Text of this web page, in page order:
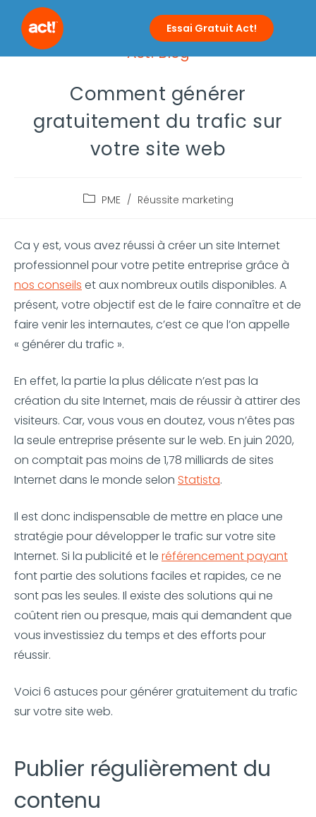
Essai Gratuit Act!
Act! Blog
Comment générer
gratuitement du trafic sur
votre site web
PME / Réussite marketing
Ca y est, vous avez réussi à créer un site Internet
professionnel pour votre petite entreprise grâce à
nos conseils et aux nombreux outils disponibles. A
présent, votre objectif est de le faire connaître et de
faire venir les internautes, c’est ce que l’on appelle
« générer du trafic ».
En effet, la partie la plus délicate n’est pas la
création du site Internet, mais de réussir à attirer des
visiteurs. Car, vous vous en doutez, vous n’êtes pas
la seule entreprise présente sur le web. En juin 2020,
on comptait pas moins de 1,78 milliards de sites
Internet dans le monde selon Statista.
Il est donc indispensable de mettre en place une
stratégie pour développer le trafic sur votre site
Internet. Si la publicité et le référencement payant
font partie des solutions faciles et rapides, ce ne
sont pas les seules. Il existe des solutions qui ne
coûtent rien ou presque, mais qui demandent que
vous investissiez du temps et des efforts pour
réussir.
Voici 6 astuces pour générer gratuitement du trafic
sur votre site web.
Publier régulièrement du
contenu